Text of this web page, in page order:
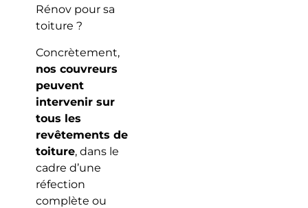
Rénov pour sa
toiture ?
Concrètement,
nos couvreurs
peuvent
intervenir sur
tous les
revêtements de
toiture, dans le
cadre d’une
réfection
complète ou